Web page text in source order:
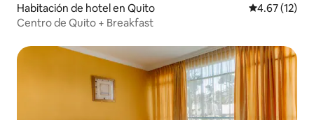
Habitación de hotel en Quito Calificación
4.67 (12)
Centro de Quito + Breakfast